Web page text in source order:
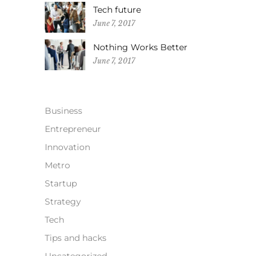
Tech future
June 7, 2017
Nothing Works Better
June 7, 2017
Business
Entrepreneur
Innovation
Metro
Startup
Strategy
Tech
Tips and hacks